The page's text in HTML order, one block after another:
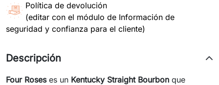
Política de devolución
(editar con el módulo de Información de
seguridad y confianza para el cliente)
Descripción
Four Roseses un Kentucky Straight Bourbon que